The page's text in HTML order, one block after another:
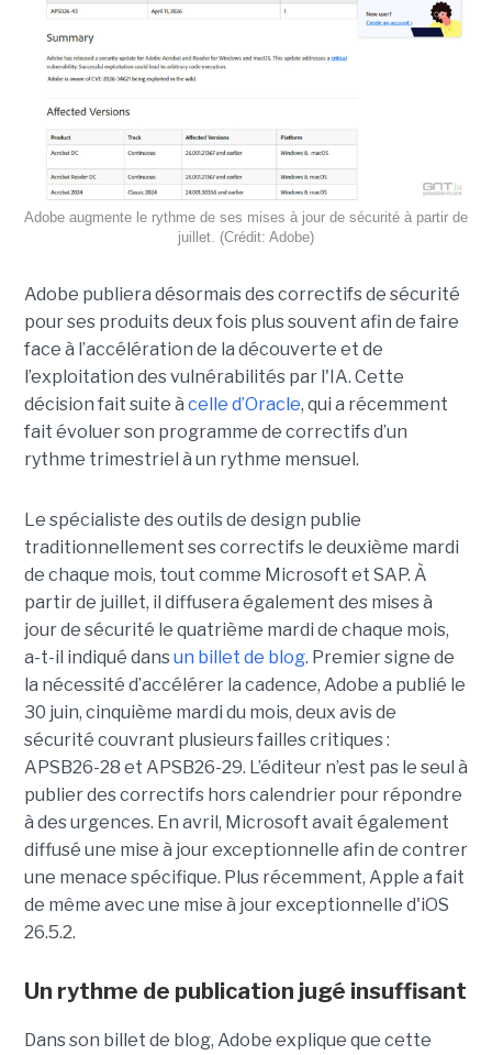
Adobe augmente le rythme de ses mises à jour de sécurité à partir de
juillet. (Crédit: Adobe)
Adobe publiera désormais des correctifs de sécurité
pour ses produits deux fois plus souvent afin de faire
face à l’accélération de la découverte et de
l’exploitation des vulnérabilités par l'IA. Cette
décision fait suite à celle d’Oracle, qui a récemment
fait évoluer son programme de correctifs d’un
rythme trimestriel à un rythme mensuel.
Le spécialiste des outils de design publie
traditionnellement ses correctifs le deuxième mardi
de chaque mois, tout comme Microsoft et SAP. À
partir de juillet, il diffusera également des mises à
jour de sécurité le quatrième mardi de chaque mois,
a-t-il indiqué dansun billet de blog. Premier signe de
la nécessité d’accélérer la cadence, Adobe a publié le
30 juin, cinquième mardi du mois, deux avis de
sécurité couvrant plusieurs failles critiques :
APSB26-28 et APSB26-29. L’éditeur n’est pas le seul à
publier des correctifs hors calendrier pour répondre
à des urgences. En avril, Microsoft avait également
diffusé une mise à jour exceptionnelle afin de contrer
une menace spécifique. Plus récemment, Apple a fait
de même avec une mise à jour exceptionnelle d'iOS
26.5.2.
Un rythme de publication jugé insuffisant
Dans son billet de blog, Adobe explique que cette